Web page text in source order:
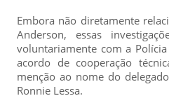
Embora não diretamente
Anderson, essas
voluntariamente com a
acordo de cooperação
menção ao nome do
Ronnie Lessa.